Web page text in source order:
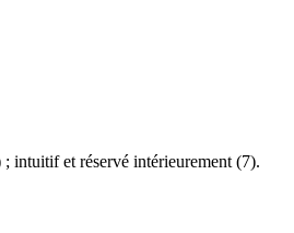
intuitif et réservé intérieurement (7).